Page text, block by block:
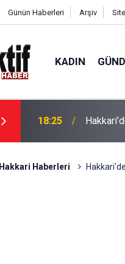
Günün Haberleri Arşiv
KADIN
11:12
Hakkari Haberleri